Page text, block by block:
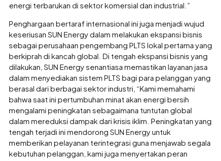
energi terbarukan di sektor komersial dan industrial.”
Penghargaan bertaraf internasional ini juga menjadi wujud
keseriusan SUN Energy dalam melakukan ekspansi bisnis
sebagai perusahaan pengembang PLTS lokal pertama yang
berkiprah di kancah global. Di tengah ekspansi bisnis yang
dilakukan, SUN Energy senantiasa memastikan layanan jasa
dalam menyediakan sistem PLTS bagi para pelanggan yang
berasal dari berbagai sektor industri, “Kami memahami
bahwa saat ini pertumbuhan minat akan energi bersih
mengalami peningkatan sebagaimana tuntutan global
dalam mereduksi dampak dari krisis iklim. Peningkatan yang
tengah terjadi ini mendorong SUN Energy untuk
memberikan pelayanan terintegrasi guna menjawab segala
kebutuhan pelanggan, kami juga menyertakan peran